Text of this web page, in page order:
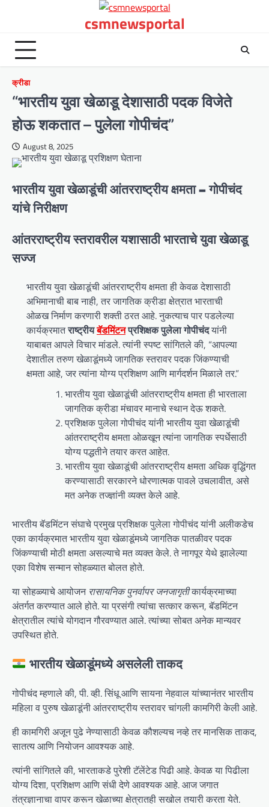
csmnewsportal
क्रीडा
“भारतीय युवा खेळाडू देशासाठी पदक विजेते
होऊ शकतात – पुलेला गोपीचंद”
August 8, 2025
भारतीय युवा खेळाडूंची आंतरराष्ट्रीय क्षमता – गोपीचंद
यांचे निरीक्षण
आंतरराष्ट्रीय स्तरावरील यशासाठी भारताचे युवा खेळाडू
सज्ज
भारतीय युवा खेळाडूंची आंतरराष्ट्रीय क्षमता ही केवळ देशासाठी
अभिमानाची बाब नाही, तर जागतिक क्रीडा क्षेत्रात भारताची
ओळख निर्माण करणारी शक्ती ठरत आहे. नुकत्याच पार पडलेल्या
कार्यक्रमातराष्ट्रीयबॅडमिंटनप्रशिक्षक पुलेला गोपीचंदयांनी
याबाबत आपले विचार मांडले. त्यांनी स्पष्ट सांगितले की, “आपल्या
देशातील तरुण खेळाडूंमध्ये जागतिक स्तरावर पदक जिंकण्याची
क्षमता आहे, जर त्यांना योग्य प्रशिक्षण आणि मार्गदर्शन मिळाले तर.”
भारतीय युवा खेळाडूंची आंतरराष्ट्रीय क्षमता ही भारताला
जागतिक क्रीडा मंचावर मानाचे स्थान देऊ शकते.
प्रशिक्षक पुलेला गोपीचंद यांनी भारतीय युवा खेळाडूंची
आंतरराष्ट्रीय क्षमता ओळखून त्यांना जागतिक स्पर्धेसाठी
योग्य पद्धतीने तयार करत आहेत.
भारतीय युवा खेळाडूंची आंतरराष्ट्रीय क्षमता अधिक वृद्धिंगत
करण्यासाठी सरकारने धोरणात्मक पावले उचलावीत, असे
मत अनेक तज्ज्ञांनी व्यक्त केले आहे.
भारतीय बॅडमिंटन संघाचे प्रमुख प्रशिक्षक पुलेला गोपीचंद यांनी अलीकडेच
एका कार्यक्रमात भारतीय युवा खेळाडूंमध्ये जागतिक पातळीवर पदक
जिंकण्याची मोठी क्षमता असल्याचे मत व्यक्त केले. ते नागपूर येथे झालेल्या
एका विशेष सन्मान सोहळ्यात बोलत होते.
या सोहळ्याचे आयोजन रासायनिक पुनर्वापर जनजागृतीकार्यक्रमाच्या
अंतर्गत करण्यात आले होते. या प्रसंगी त्यांचा सत्कार करून, बॅडमिंटन
क्षेत्रातील त्यांचे योगदान गौरवण्यात आले. त्यांच्या सोबत अनेक मान्यवर
उपस्थित होते.
भारतीय खेळाडूंमध्ये असलेली ताकद
गोपीचंद म्हणाले की, पी. व्ही. सिंधू आणि सायना नेहवाल यांच्यानंतर भारतीय
महिला व पुरुष खेळाडूंनी आंतरराष्ट्रीय स्तरावर चांगली कामगिरी केली आहे.
ही कामगिरी अजून पुढे नेण्यासाठी केवळ कौशल्यच नव्हे तर मानसिक ताकद,
सातत्य आणि नियोजन आवश्यक आहे.
त्यांनी सांगितले की, भारताकडे पुरेशी टॅलेंटेड पिढी आहे. केवळ या पिढीला
योग्य दिशा, प्रशिक्षण आणि संधी देणे आवश्यक आहे. आज जगात
तंत्रज्ञानाचा वापर करून खेळाच्या क्षेत्रातही सखोल तयारी करता येते.